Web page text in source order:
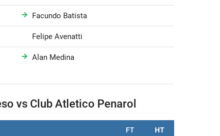
Facundo Batista
Felipe Avenatti
Alan Medina
vs Club Atletico Penarol
FT HT